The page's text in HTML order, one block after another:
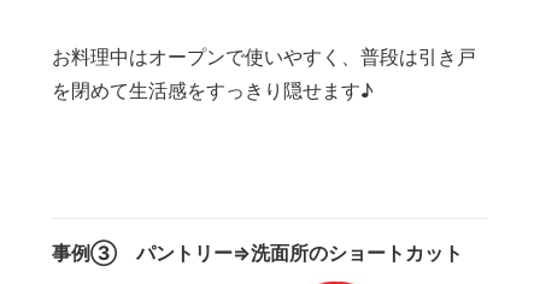
お料理中はオープンで使いやすく、普段は引き戸
を閉めて生活感をすっきり隠せます♪
事例③ パントリー⇒洗面所のショートカット